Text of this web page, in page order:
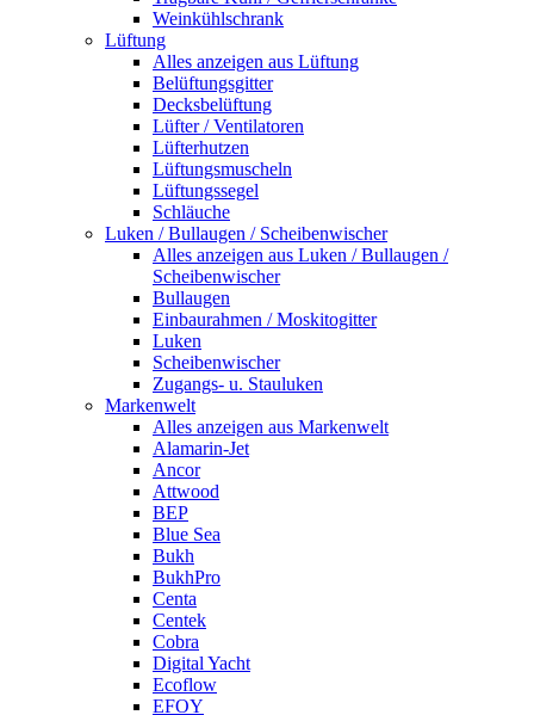
Weinkühlschrank
Lüftung
Alles anzeigen aus Lüftung
Belüftungsgitter
Decksbelüftung
Lüfter / Ventilatoren
Lüfterhutzen
Lüftungsmuscheln
Lüftungssegel
Schläuche
Luken / Bullaugen / Scheibenwischer
Alles anzeigen aus Luken / Bullaugen /
Scheibenwischer
Bullaugen
Einbaurahmen / Moskitogitter
Luken
Scheibenwischer
Zugangs- u. Stauluken
Markenwelt
Alles anzeigen aus Markenwelt
Alamarin-Jet
Ancor
Attwood
BEP
Blue Sea
Bukh
BukhPro
Centa
Centek
Cobra
Digital Yacht
Ecoflow
EFOY